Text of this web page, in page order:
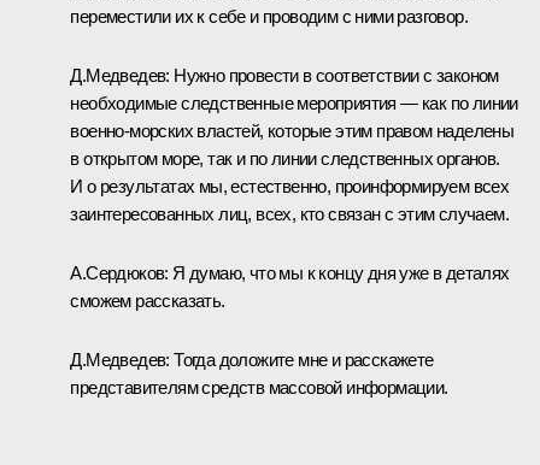
переместили их к себе и проводим с ними разговор.
Д.Медведев: Нужно провести в соответствии с законом
необходимые следственные мероприятия — как по линии
военно-морских властей, которые этим правом наделены
в открытом море, так и по линии следственных органов.
И о результатах мы, естественно, проинформируем всех
заинтересованных лиц, всех, кто связан с этим случаем.
А.Сердюков: Я думаю, что мы к концу дня уже в деталях
сможем рассказать.
Д.Медведев: Тогда доложите мне и расскажете
представителям средств массовой информации.